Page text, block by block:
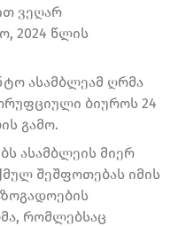
ვეღარ
2024 წლის
ასამბლეამ ღრმა
ბიუროს 24
გამო.
ასამბლეის მიერ
შეშფოთებას იმის
რომლებსაც